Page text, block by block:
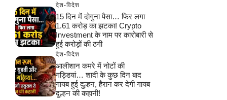
देश-विदेश
15 दिन में दोगुना पैसा… फिर लगा
1.61 करोड़ का झटका! Crypto
Investment के नाम पर कारोबारी से
हुई करोड़ों की ठगी
देश-विदेश
आलीशान कमरे में नोटों की
गड्डियां… शादी के कुछ दिन बाद
गायब हुई दुल्हन, हैरान कर देगी गायब
दुल्हन की कहानी!